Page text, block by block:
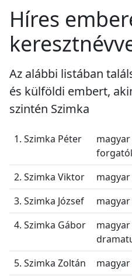
Híres
Az alábbi listában
és külföldi embert,
szintén Szimka
1. Szimka Péter
2. Szimka Viktor
magyar
3. Szimka József
4. Szimka Gábor
5. Szimka Zoltán